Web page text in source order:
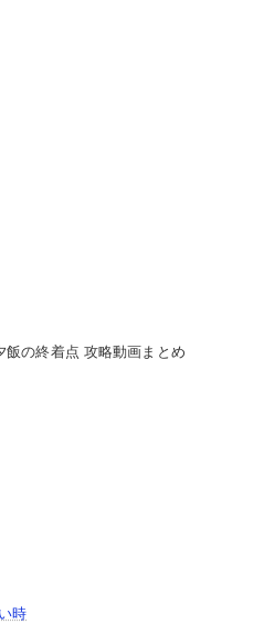
飯の終着点 攻略動画まとめ
時